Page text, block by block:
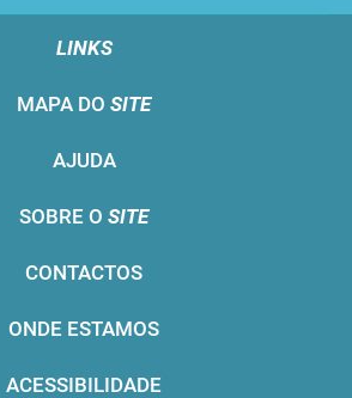
LINKS
MAPA DO SITE
AJUDA
SOBRE O SITE
CONTACTOS
ONDE ESTAMOS
ACESSIBILIDADE